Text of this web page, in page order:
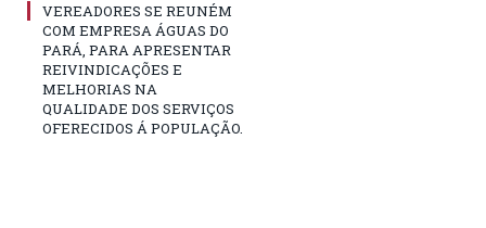
VEREADORES SE REUNÉM
COM EMPRESA ÁGUAS DO
PARÁ, PARA APRESENTAR
REIVINDICAÇÕES E
MELHORIAS NA
QUALIDADE DOS SERVIÇOS
OFERECIDOS Á POPULAÇÃO.